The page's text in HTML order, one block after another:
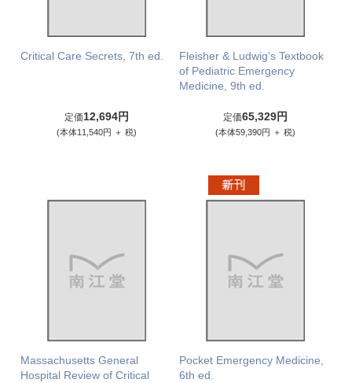
Critical Care Secrets, 7th ed.
定価12,694円
(本体11,540円 ＋ 税)
Fleisher & Ludwig's Textbook
of Pediatric Emergency
Medicine, 9th ed.
定価65,329円
(本体59,390円 ＋ 税)
Massachusetts General
Hospital Review of Critical
Pocket Emergency Medicine,
6th ed.